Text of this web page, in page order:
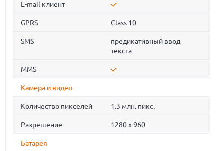
E-mail клиент
GPRS Class 10
SMS
предикативный ввод
текста
MMS
Камера и видео
Количество пикселей 1.3 млн. пикс.
Разрешение 1280 х 960
Батарея